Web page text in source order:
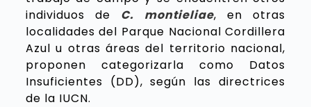
individuos de C. montieliae, en otras
localidades del Parque Nacional Cordillera
Azul u otras áreas del territorio nacional,
proponen categorizarla como Datos
Insuficientes (DD), según las directrices
de la IUCN.